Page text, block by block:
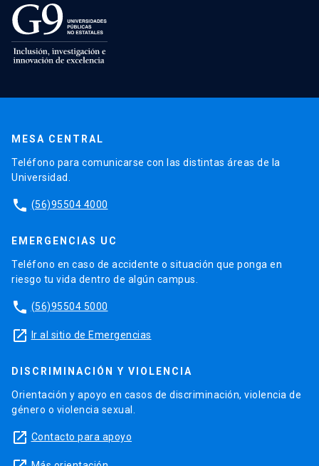
MESA CENTRAL
Teléfono para comunicarse con las distintas áreas de la
Universidad.
phone (56)95504 4000
EMERGENCIAS UC
Teléfono en caso de accidente o situación que ponga en
riesgo tu vida dentro de algún campus.
phone (56)95504 5000
launch Ir al sitio de Emergencias
DISCRIMINACIÓN Y VIOLENCIA
Orientación y apoyo en casos de discriminación, violencia de
género o violencia sexual.
launch Contacto para apoyo